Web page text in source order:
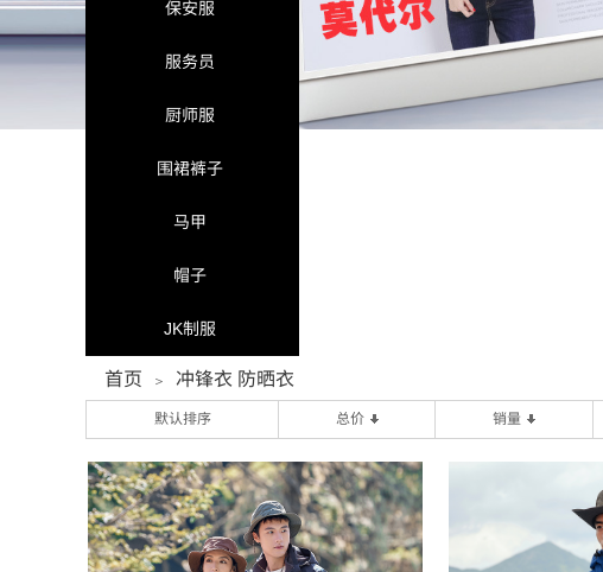
保安服
服务员
厨师服
围裙裤子
马甲
帽子
JK制服
首页 ＞ 冲锋衣 防晒衣
默认排序 总价 销量